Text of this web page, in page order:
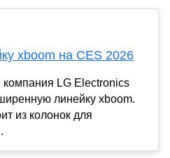
xboom на CES 2026
LG Electronics
линейку xboom.
из колонок для